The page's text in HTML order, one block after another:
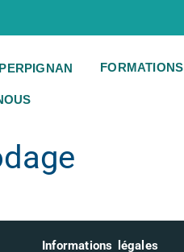
FORMATIONS
Informations légales